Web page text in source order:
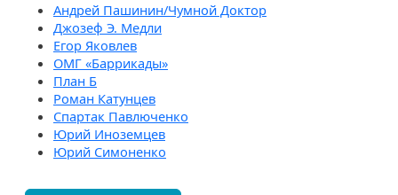
Андрей Пашинин/Чумной Доктор
Джозеф Э. Медли
Егор Яковлев
ОМГ «Баррикады»
План Б
Роман Катунцев
Спартак Павлюченко
Юрий Иноземцев
Юрий Симоненко